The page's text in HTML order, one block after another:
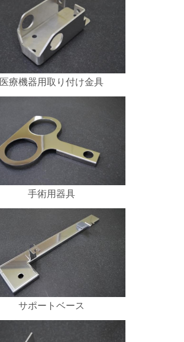
医療機器用取り付け金具
手術用器具
サポートベース